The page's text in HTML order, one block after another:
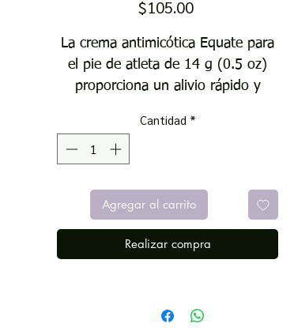
$105.00Precio
La crema antimicótica Equate para
el pie de atleta de 14 g (0.5 oz)
proporciona un alivio rápido y
atleta. Formulada con clotrimazol
USP al 1 %, esta crema
mayoría de los casos de pie de
atleta, aliviando la picazón, el
ardor, las grietas y la descamación.
Ideal para uso diario, es fácil de
La crema antimicótica Equate para
Cantidad *
Agregar al carrito
Realizar compra